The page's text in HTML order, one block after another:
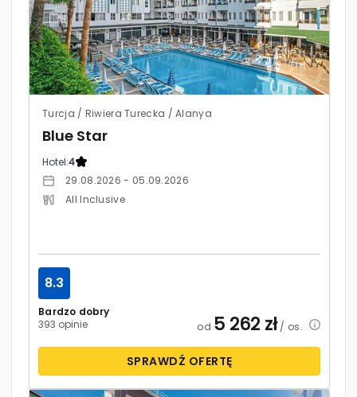
Turcja / Riwiera Turecka / Alanya
Blue Star
Hotel:4
29.08.2026 - 05.09.2026
All Inclusive
Bardzo dobry
393 opinie
8.3
od 5 262 zł/ os.
SPRAWDŹ OFERTĘ